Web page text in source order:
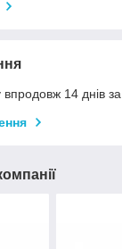
14 днів